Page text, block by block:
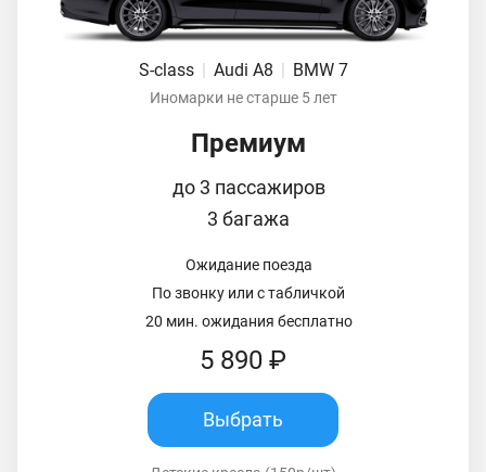
S-class | Audi A8 | BMW 7
Иномарки не старше 5 лет
Премиум
до 3 пассажиров
3 багажа
Ожидание поезда
По звонку или с табличкой
20 мин. ожидания бесплатно
5 890 ₽
Выбрать